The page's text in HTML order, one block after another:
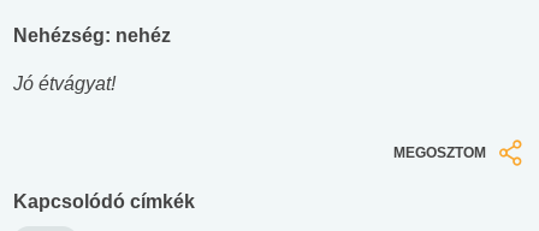
Nehézség: nehéz
Jó étvágyat!
MEGOSZTOM
Kapcsolódó címkék